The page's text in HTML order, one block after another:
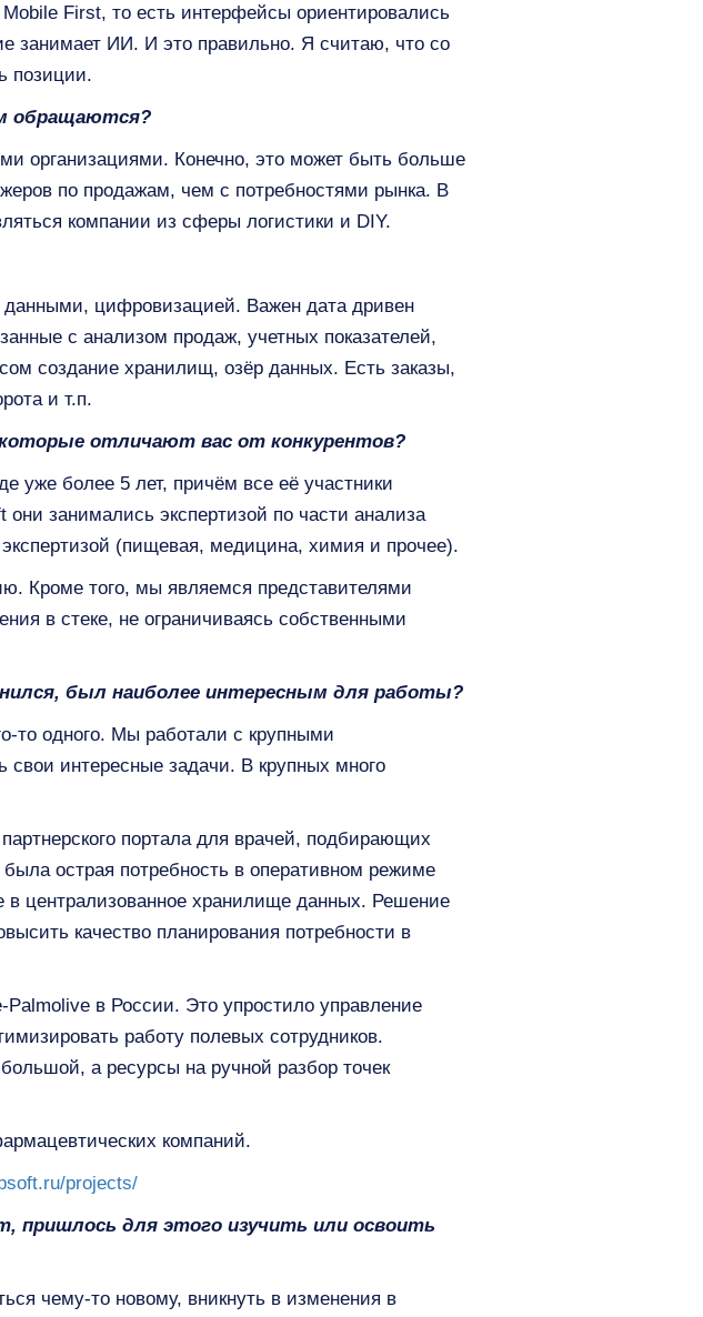
First, то есть интерфейсы ориентировались
занимает ИИ. И это правильно. Я считаю, что со
позиции.
обращаются?
организациями. Конечно, это может быть больше
по продажам, чем с потребностями рынка. В
компании из сферы логистики и DIY.
цифровизацией. Важен дата дривен
с анализом продаж, учетных показателей,
создание хранилищ, озёр данных. Есть заказы,
и т.п.
отличают вас от конкурентов?
уже более 5 лет, причём все её участники
занимались экспертизой по части анализа
(пищевая, медицина, химия и прочее).
Кроме того, мы являемся представителями
в стеке, не ограничиваясь собственными
был наиболее интересным для работы?
то одного. Мы работали с крупными
интересные задачи. В крупных много
портала для врачей, подбирающих
острая потребность в оперативном режиме
в централизованное хранилище данных. Решение
качество планирования потребности в
в России. Это упростило управление
работу полевых сотрудников.
а ресурсы на ручной разбор точек
компаний.
projects/
пришлось для этого изучить или освоить
чему-то новому, вникнуть в изменения в